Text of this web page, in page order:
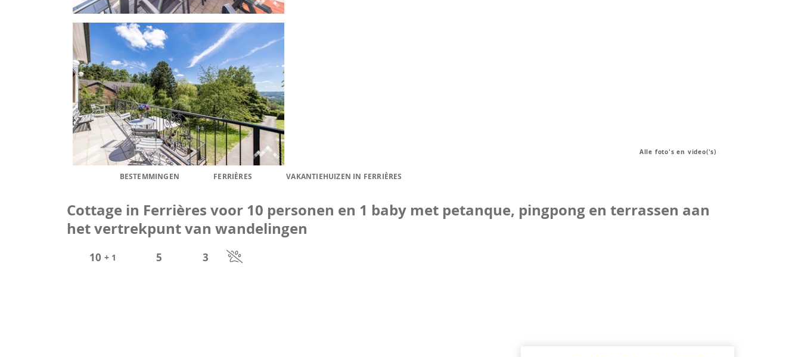
Alle foto's en video('s)
BESTEMMINGEN FERRIÈRES VAKANTIEHUIZEN IN FERRIÈRES
Cottage in Ferrières voor 10 personen en 1 baby met petanque, pingpong en terrassen aan
het vertrekpunt van wandelingen
10 + 1 5 3